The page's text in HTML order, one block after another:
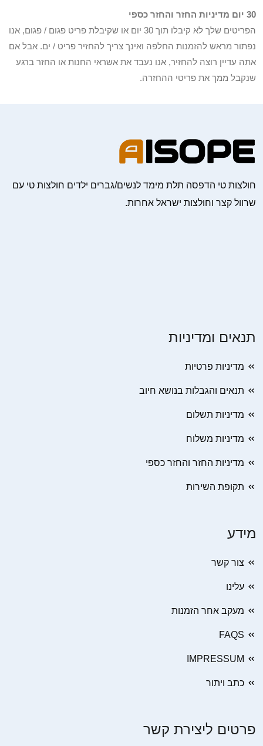
30 יום מדיניות החזר והחזר כספי
הפריטים שלך לא קיבלו תוך 30 יום או שקיבלת פריט פגום / פגום, אנו
נפתור מראש להזמנות החלפה ואינך צריך להחזיר פריט / ים. אבל אם
אתה עדיין רוצה להחזיר, אנו נעבד את אשראי החנות או החזר ברגע
שנקבל ממך את פריטי ההחזרה.
חולצות טי הדפסה תלת מימד לנשים/גברים ילדים חולצות טי עם
שרוול קצר וחולצות ישראל אחרות.
תנאים ומדיניות
מדיניות פרטיות
תנאים והגבלות בנושא חיוב
מדיניות תשלום
מדיניות משלוח
מדיניות החזר והחזר כספי
תקופת השירות
מידע
צור קשר
עלינו
מעקב אחר הזמנות
FAQS
IMPRESSUM
כתב ויתור
פרטים ליצירת קשר